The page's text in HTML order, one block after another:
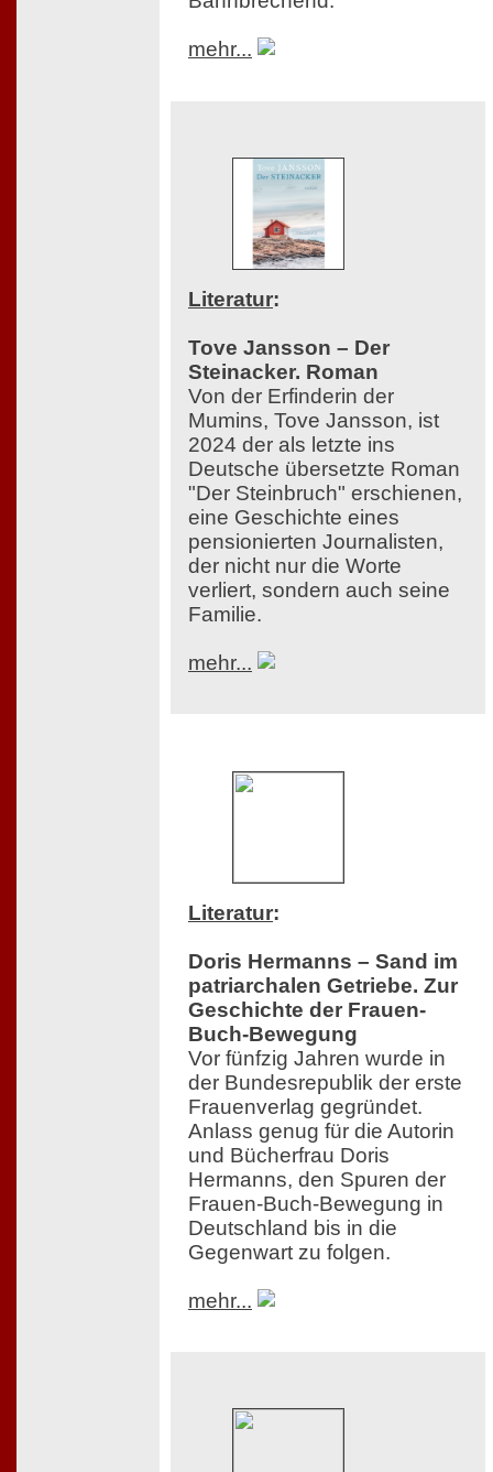
mehr...
Literatur:
Tove Jansson – Der
Steinacker. Roman
Von der Erfinderin der
Mumins, Tove Jansson, ist
2024 der als letzte ins
Deutsche übersetzte Roman
"Der Steinbruch" erschienen,
eine Geschichte eines
pensionierten Journalisten,
der nicht nur die Worte
verliert, sondern auch seine
Familie.
mehr...
Literatur:
Doris Hermanns – Sand im
patriarchalen Getriebe. Zur
Geschichte der Frauen-
Buch-Bewegung
Vor fünfzig Jahren wurde in
der Bundesrepublik der erste
Frauenverlag gegründet.
Anlass genug für die Autorin
und Bücherfrau Doris
Hermanns, den Spuren der
Frauen-Buch-Bewegung in
Deutschland bis in die
Gegenwart zu folgen.
mehr...